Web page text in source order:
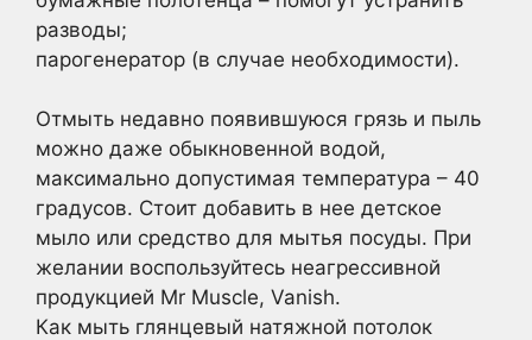
разводы;
парогенератор (в случае необходимости).
Отмыть недавно появившуюся грязь и пыль
можно даже обыкновенной водой,
максимально допустимая температура – 40
градусов. Стоит добавить в нее детское
мыло или средство для мытья посуды. При
желании воспользуйтесь неагрессивной
продукцией Mr Muscle, Vanish.
Как мыть глянцевый натяжной потолок